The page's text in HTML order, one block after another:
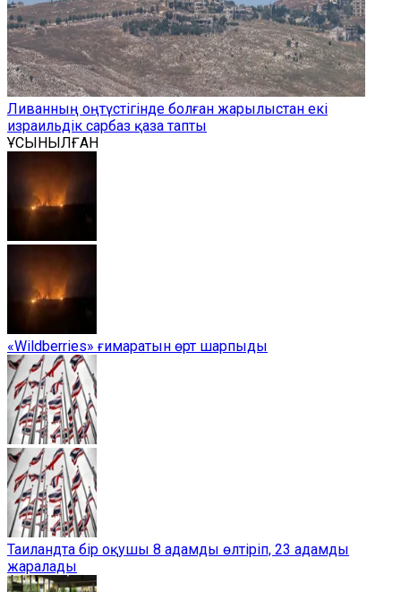
Ливанның оңтүстігінде болған жарылыстан екі
израильдік сарбаз қаза тапты
ҰСЫНЫЛҒАН
«Wildberries» ғимаратын өрт шарпыды
Таиландта бір оқушы 8 адамды өлтіріп, 23 адамды
жаралады